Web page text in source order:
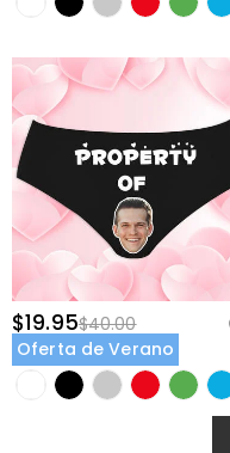
$19.95$40.00
Oferta de Verano